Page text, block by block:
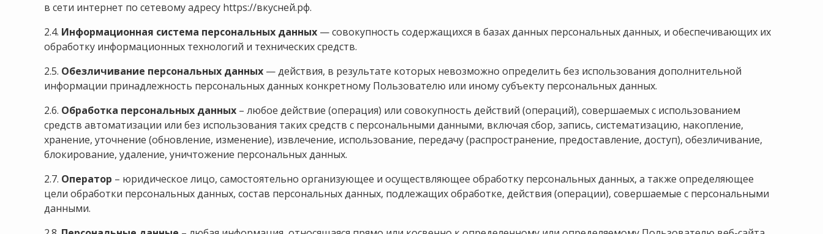
в сети интернет по сетевому адресу https://вкусней.рф.
2.4. Информационная система персональных данных — совокупность содержащихся в базах данных персональных данных, и обеспечивающих их
обработку информационных технологий и технических средств.
2.5. Обезличивание персональных данных — действия, в результате которых невозможно определить без использования дополнительной
информации принадлежность персональных данных конкретному Пользователю или иному субъекту персональных данных.
2.6. Обработка персональных данных – любое действие (операция) или совокупность действий (операций), совершаемых с использованием
средств автоматизации или без использования таких средств с персональными данными, включая сбор, запись, систематизацию, накопление,
хранение, уточнение (обновление, изменение), извлечение, использование, передачу (распространение, предоставление, доступ), обезличивание,
блокирование, удаление, уничтожение персональных данных.
2.7. Оператор – юридическое лицо, самостоятельно организующее и осуществляющее обработку персональных данных, а также определяющее
цели обработки персональных данных, состав персональных данных, подлежащих обработке, действия (операции), совершаемые с персональными
данными.